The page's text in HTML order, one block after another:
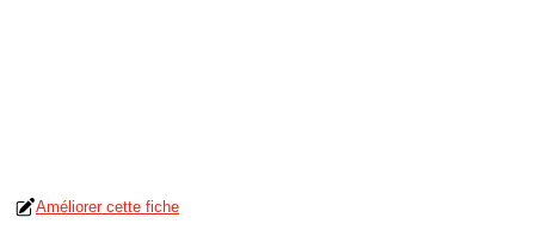
Améliorer cette fiche